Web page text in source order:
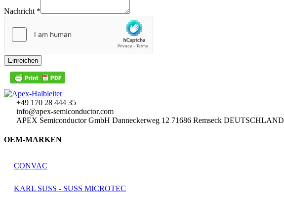
Nachricht *
Einreichen
+49 170 28 444 35
info@apex-semiconductor.com
APEX Semiconductor GmbH Danneckerweg 12 71686 Remseck DEUTSCHLAND
OEM-MARKEN
CONVAC
KARL SUSS - SUSS MICROTEC